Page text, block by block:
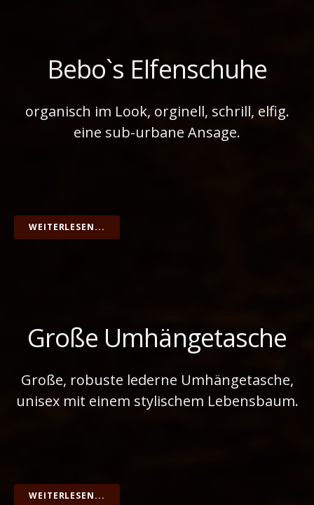
Bebo`s Elfenschuhe
organisch im Look, orginell, schrill, elfig.
eine sub-urbane Ansage.
WEITERLESEN...
Große Umhängetasche
Große, robuste lederne Umhängetasche,
unisex mit einem stylischem Lebensbaum.
WEITERLESEN...